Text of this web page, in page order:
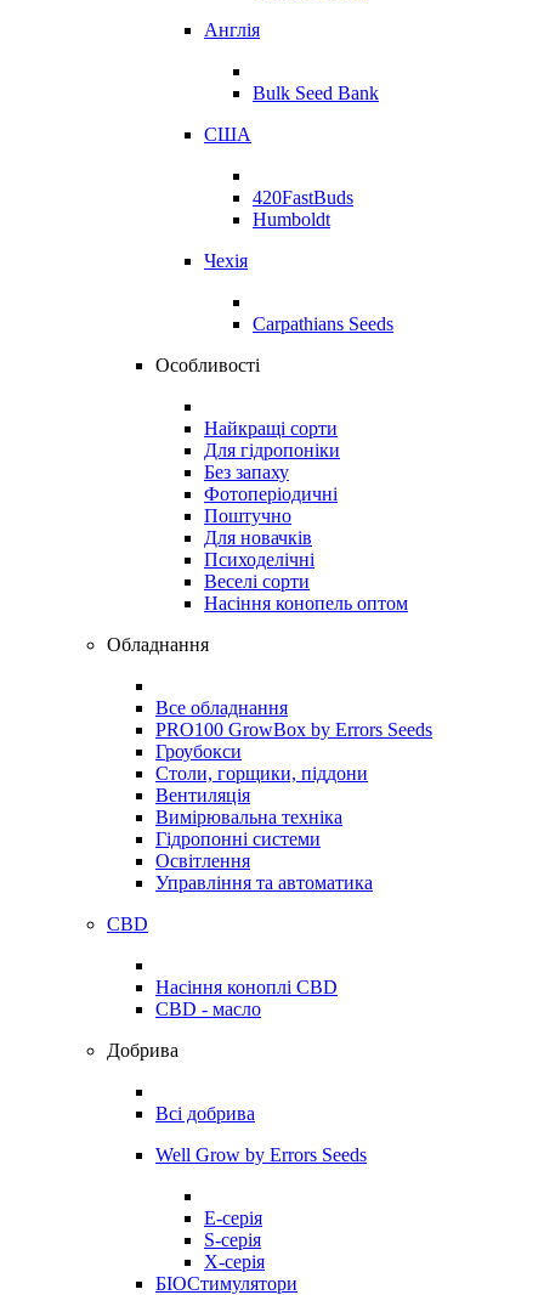
Англія
Bulk Seed Bank
США
420FastBuds
Humboldt
Чехія
Carpathians Seeds
Особливості
Найкращі сорти
Для гідропоніки
Без запаху
Фотоперіодичні
Поштучно
Для новачків
Психоделічні
Веселі сорти
Насіння конопель оптом
Обладнання
Все обладнання
PRO100 GrowBox by Errors Seeds
Гроубокси
Столи, горщики, піддони
Вентиляція
Вимірювальна техніка
Гідропонні системи
Освітлення
Управління та автоматика
CBD
Насіння коноплі CBD
CBD - масло
Добрива
Всі добрива
Well Grow by Errors Seeds
E-серія
S-серія
X-серія
БІОСтимулятори